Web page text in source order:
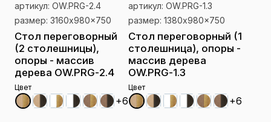
артикул: OW.PRG-2.4
размер: 3160x980x750
Стол переговорный
(2 столешницы),
опоры - массив
дерева OW.PRG-2.4
Цвет
+6
артикул: OW.PRG-1.3
размер: 1380x980x750
Стол переговорный (1
столешница), опоры -
массив дерева
OW.PRG-1.3
Цвет
+6